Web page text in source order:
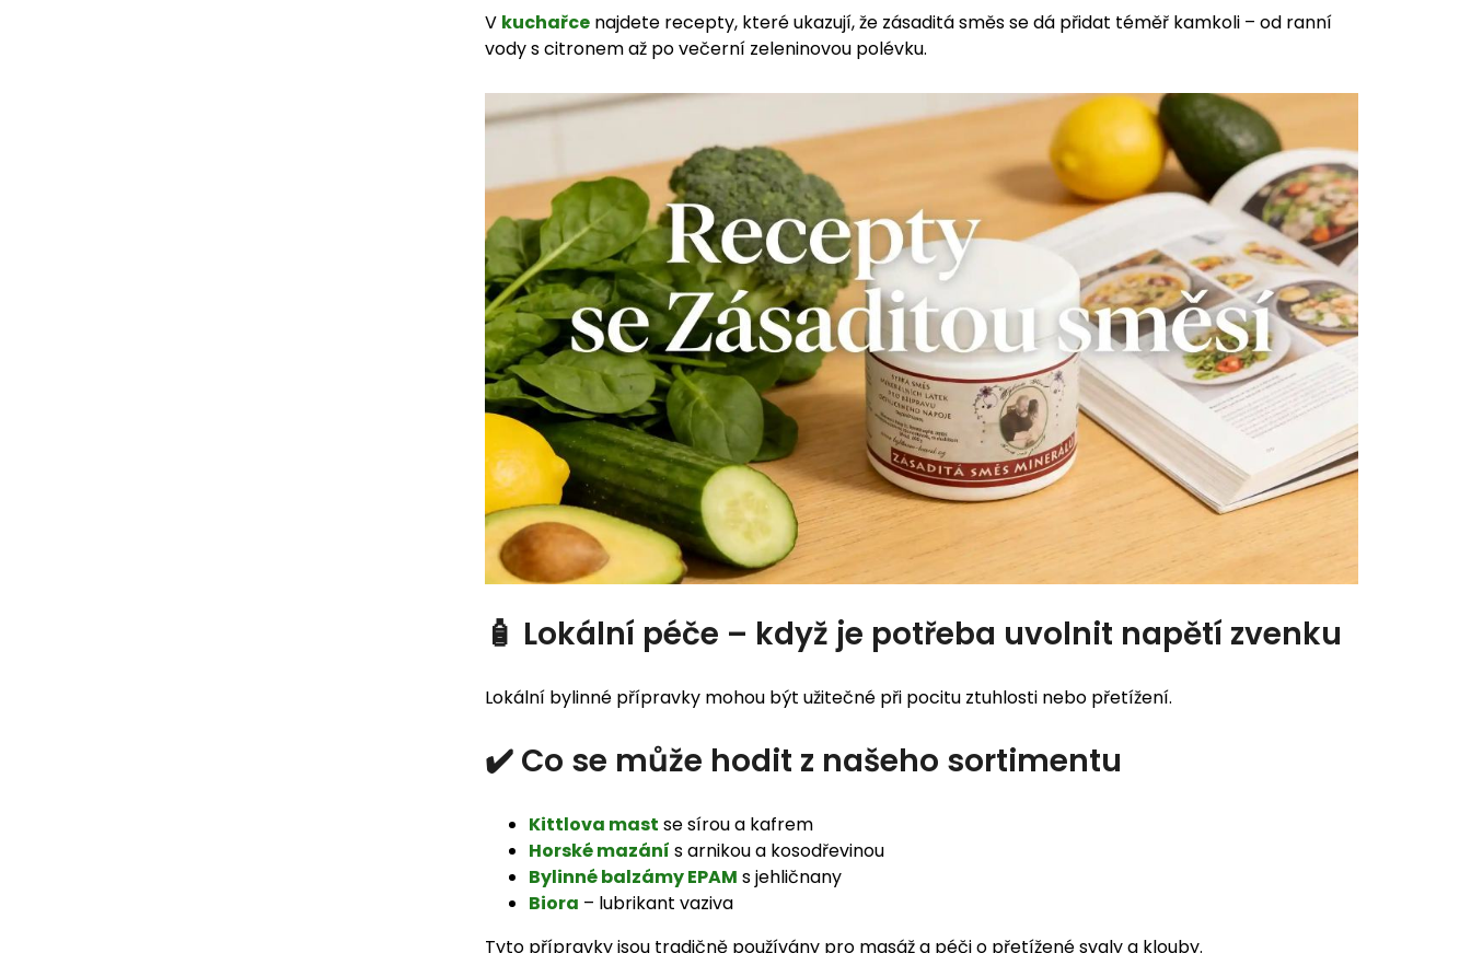
V kuchařce najdete recepty, které ukazují, že zásaditá směs se dá přidat téměř kamkoli – od ranní
vody s citronem až po večerní zeleninovou polévku.
🧴 Lokální péče – když je potřeba uvolnit napětí zvenku
Lokální bylinné přípravky mohou být užitečné při pocitu ztuhlosti nebo přetížení.
✔️ Co se může hodit z našeho sortimentu
Kittlova mast se sírou a kafrem
Horské mazání s arnikou a kosodřevinou
Bylinné balzámy EPAM s jehličnany
Biora – lubrikant vaziva
Tyto přípravky jsou tradičně používány pro masáž a péči o přetížené svaly a klouby.